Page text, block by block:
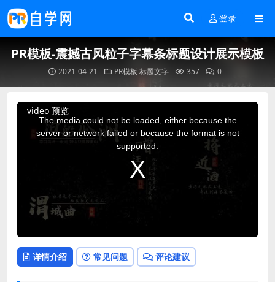
登录
PR模板-震撼古风粒子字幕条标题设计展示模板
2021-04-21 PR模板 标题文字 357 0
video 预览
This
The media could not be loaded, either because the
server or network failed or because the format is not
supported.
详情介绍 常见问题 评论建议